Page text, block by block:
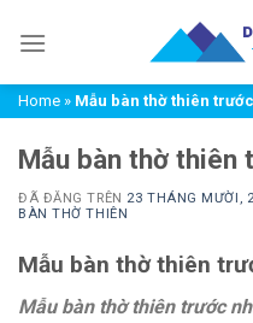
đến
dungHome » Mẫu bàn thờ thiên
Mẫu bàn thờ thiên
ĐÃ ĐĂNG TRÊN 23 THÁNG MƯỜI,
BÀN THỜ THIÊN
Mẫu bàn thờ thiên
Mẫu bàn thờ thiên trước